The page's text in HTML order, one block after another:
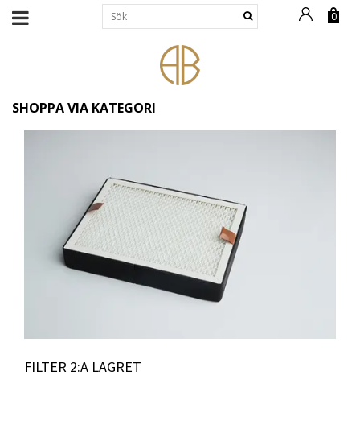
0
SHOPPA VIA KATEGORI
FILTER 2:A LAGRET